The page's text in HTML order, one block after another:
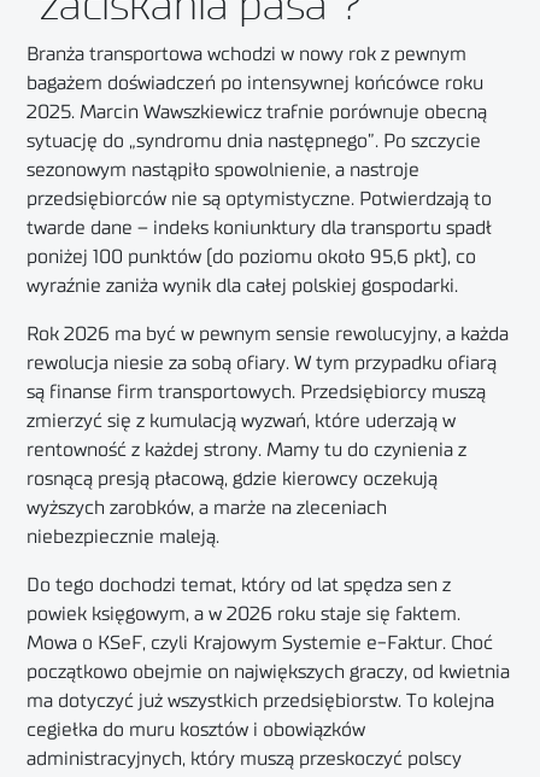
Branża transportowa wchodzi w nowy rok z pewnym
bagażem doświadczeń po intensywnej końcówce roku
2025. Marcin Wawszkiewicz trafnie porównuje obecną
sytuację do „syndromu dnia następnego”. Po szczycie
sezonowym nastąpiło spowolnienie, a nastroje
przedsiębiorców nie są optymistyczne. Potwierdzają to
twarde dane – indeks koniunktury dla transportu spadł
poniżej 100 punktów (do poziomu około 95,6 pkt), co
wyraźnie zaniża wynik dla całej polskiej gospodarki.
Rok 2026 ma być w pewnym sensie rewolucyjny, a każda
rewolucja niesie za sobą ofiary. W tym przypadku ofiarą
są finanse firm transportowych. Przedsiębiorcy muszą
zmierzyć się z kumulacją wyzwań, które uderzają w
rentowność z każdej strony. Mamy tu do czynienia z
rosnącą presją płacową, gdzie kierowcy oczekują
wyższych zarobków, a marże na zleceniach
niebezpiecznie maleją.
Do tego dochodzi temat, który od lat spędza sen z
powiek księgowym, a w 2026 roku staje się faktem.
Mowa o KSeF, czyli Krajowym Systemie e-Faktur. Choć
początkowo obejmie on największych graczy, od kwietnia
ma dotyczyć już wszystkich przedsiębiorstw. To kolejna
cegiełka do muru kosztów i obowiązków
administracyjnych, który muszą przeskoczyć polscy